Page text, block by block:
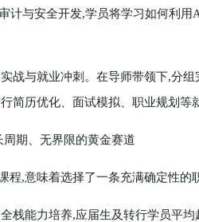
计与安全开发,学员将学习如何利
与就业冲刺。在导师带领下,分组
简历优化、面试模拟、职业规划等
期、无界限的黄金赛道
,意味着选择了一条充满确定性的
能力培养,应届生及转行学员平均